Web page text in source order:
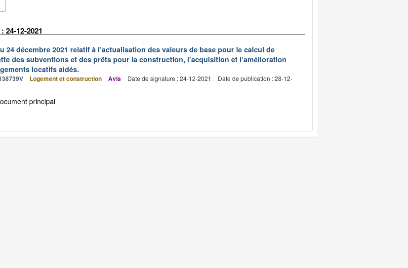
24-12-2021
24 décembre 2021 relatif à l’actualisation des valeurs de base pour le calcul de
des subventions et des prêts pour la construction, l’acquisition et l’amélioration
locatifs aidés.
Logement et construction Avis Date de signature : 24-12-2021
Date de publication : 28-12-
principal